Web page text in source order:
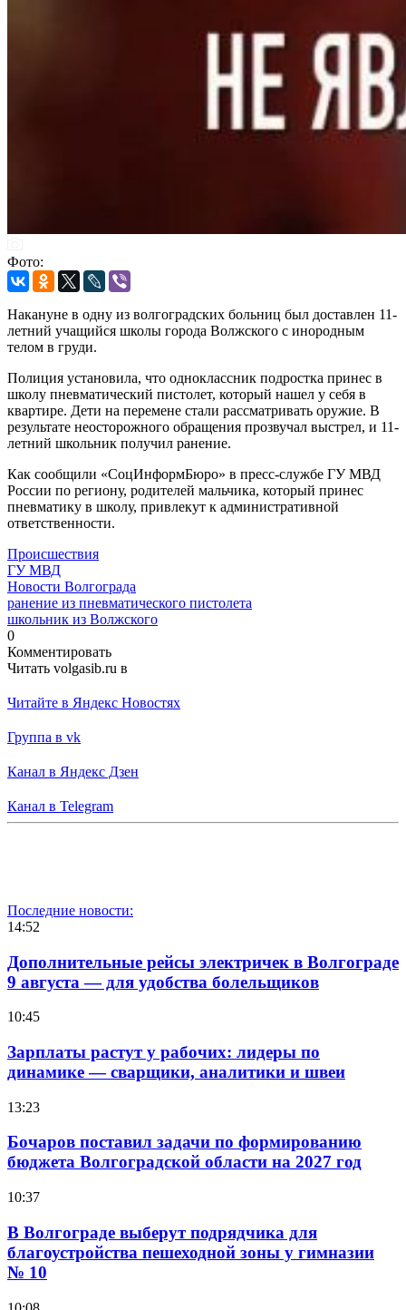
Фото:
Накануне в одну из волгоградских больниц был доставлен 11-
летний учащийся школы города Волжского с инородным
телом в груди.
Полиция установила, что одноклассник подростка принес в
школу пневматический пистолет, который нашел у себя в
квартире. Дети на перемене стали рассматривать оружие. В
результате неосторожного обращения прозвучал выстрел, и 11-
летний школьник получил ранение.
Как сообщили «СоцИнформБюро» в пресс-службе ГУ МВД
России по региону, родителей мальчика, который принес
пневматику в школу, привлекут к административной
ответственности.
Происшествия
ГУ МВД
Новости Волгограда
ранение из пневматического пистолета
школьник из Волжского
0
Комментировать
Читать volgasib.ru в
Читайте в Яндекс Новостях
Группа в vk
Канал в Яндекс Дзен
Канал в Telegram
Последние новости:
14:52
Дополнительные рейсы электричек в Волгограде
9 августа — для удобства болельщиков
10:45
Зарплаты растут у рабочих: лидеры по
динамике — сварщики, аналитики и швеи
13:23
Бочаров поставил задачи по формированию
бюджета Волгоградской области на 2027 год
10:37
В Волгограде выберут подрядчика для
благоустройства пешеходной зоны у гимназии
№ 10